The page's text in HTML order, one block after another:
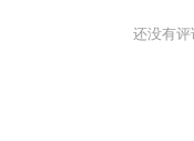
还没有评